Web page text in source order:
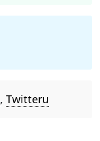
, Twitteru